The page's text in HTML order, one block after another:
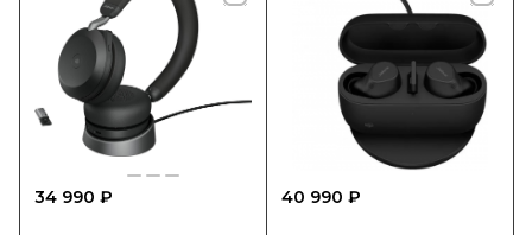
34 990 ₽ 40 990 ₽